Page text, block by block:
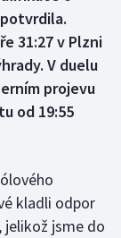
31:27 v Plzni
V duelu
projevu
od 19:55
kladli odpor
jsme do